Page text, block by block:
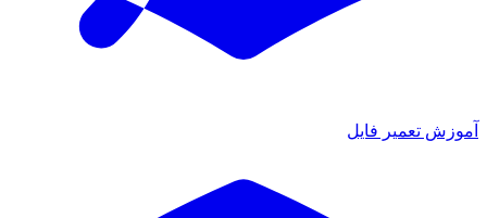
آموزش تعمیر فایل